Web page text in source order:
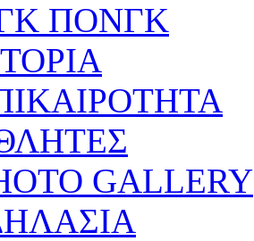
ΠΟΝΓΚ
GALLERY